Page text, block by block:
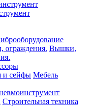
Вышки,
Мебель
Строительная техника